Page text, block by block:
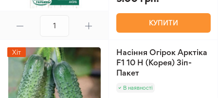
КУПИТИ
Хіт
Насіння Огірок Арктіка
F1 10 Н (Корея) Зіп-
Пакет
В наявності